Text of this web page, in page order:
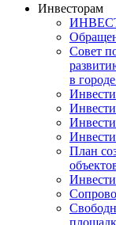
Инвесторам
Совет
в
План